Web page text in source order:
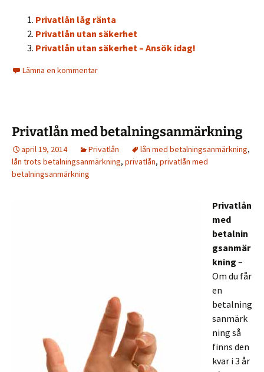
Privatlån låg ränta
Privatlån utan säkerhet
Privatlån utan säkerhet – Ansök idag!
Lämna en kommentar
Privatlån med betalningsanmärkning
april 19, 2014 Privatlån lån med betalningsanmärkning,
lån trots betalningsanmärkning, privatlån, privatlån med
betalningsanmärkning
Privatlån
med
betalnin
gsanmär
kning –
Om du får
en
betalning
sanmärk
ning så
finns den
kvar i 3 år